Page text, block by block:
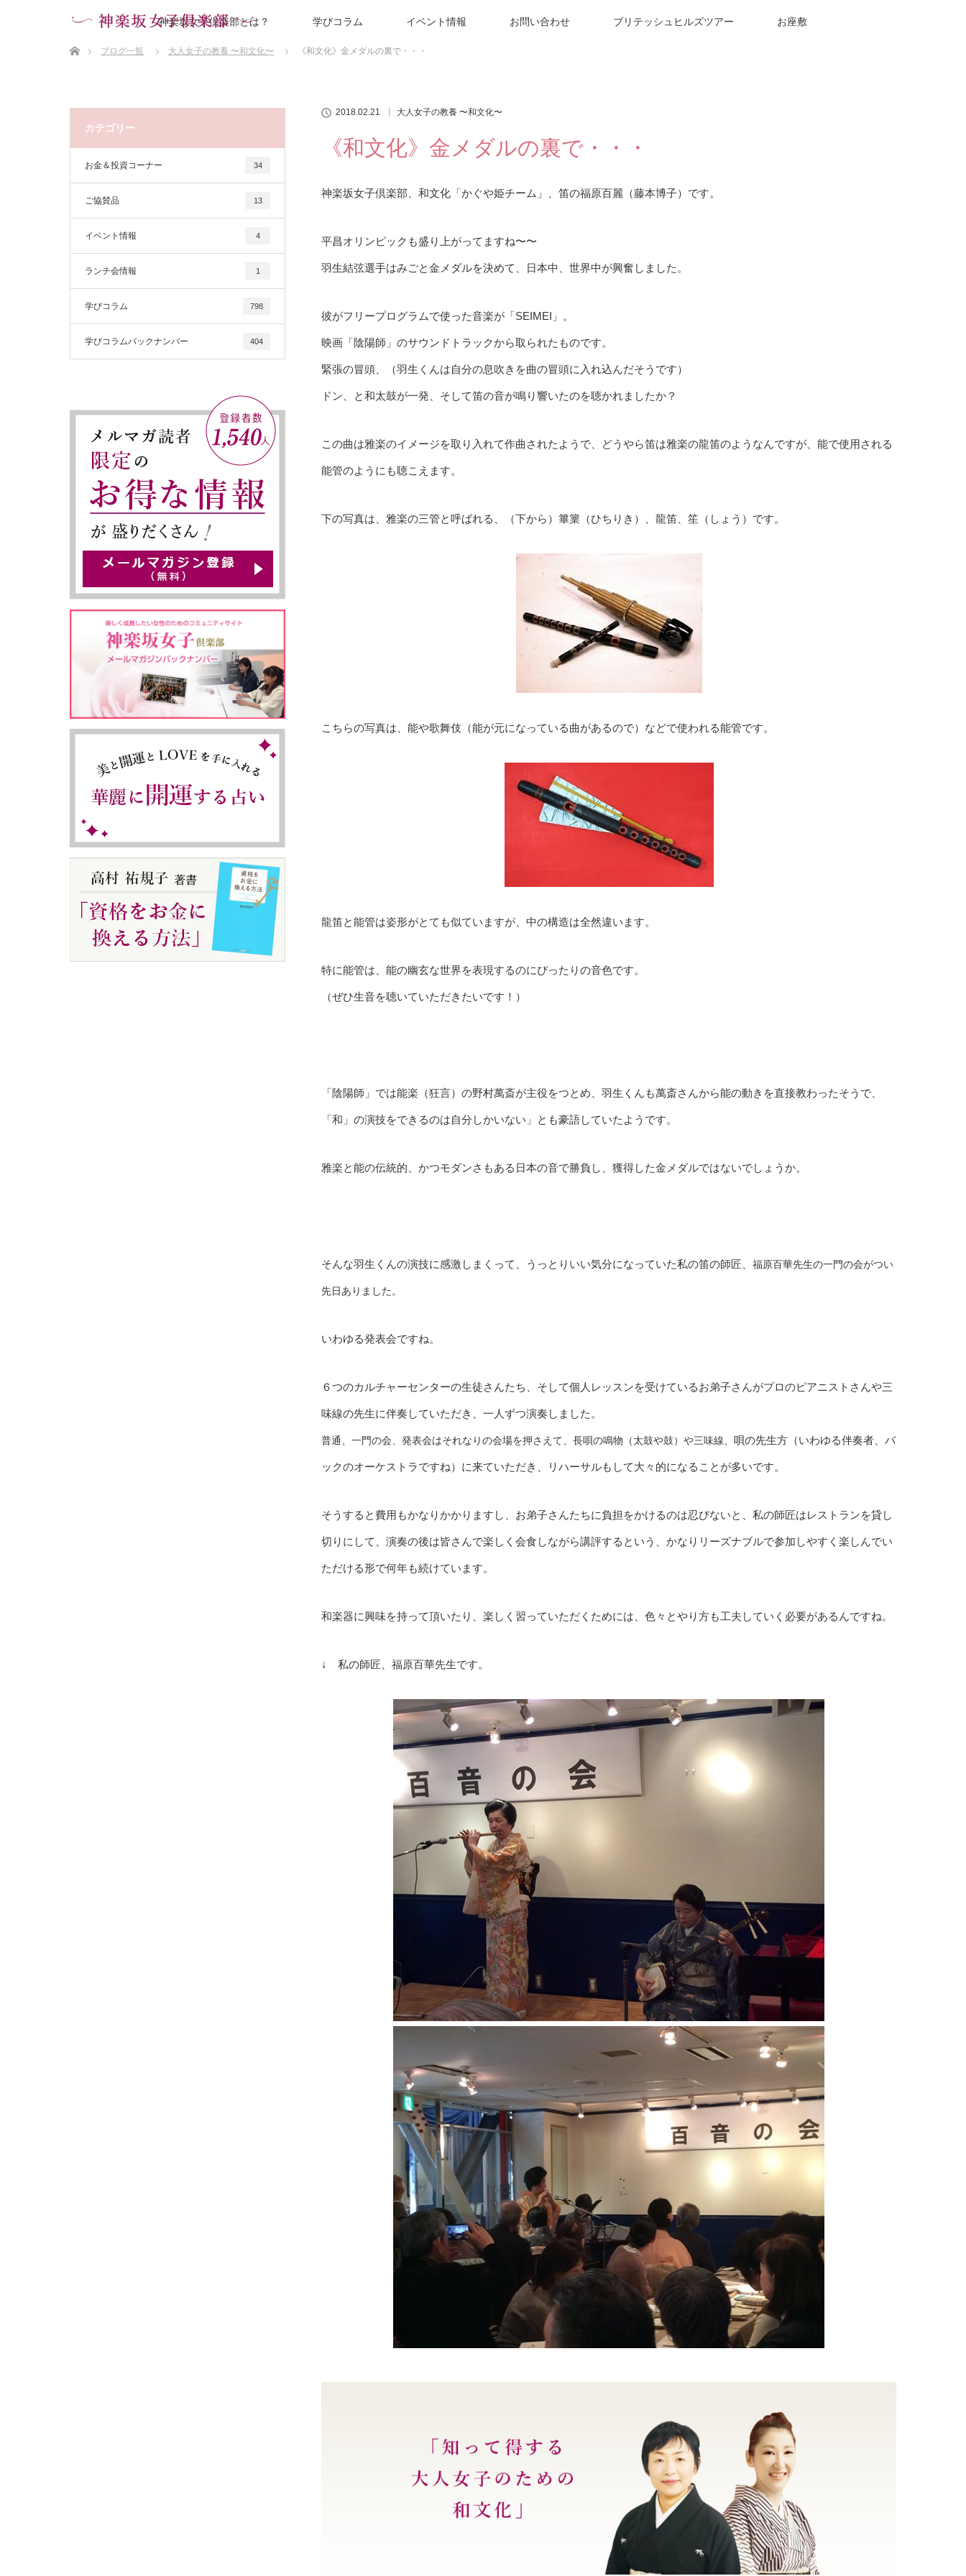
神楽坂女子倶楽部とは？ 学びコラム イベント情報 お問い合わせ ブリテッシュヒルズツアー お座敷
ブログ一覧
大人女子の教養 〜和文化〜 《和文化》金メダルの裏で・・・
2018.02.21 大人女子の教養 〜和文化〜
《和文化》金メダルの裏で・・・
神楽坂女子倶楽部、和文化「かぐや姫チーム」、笛の福原百麗（藤本博子）です。
平昌オリンピックも盛り上がってますね〜〜
羽生結弦選手はみごと金メダルを決めて、日本中、世界中が興奮しました。
彼がフリープログラムで使った音楽が「SEIMEI」。
映画「陰陽師」のサウンドトラックから取られたものです。
緊張の冒頭、（羽生くんは自分の息吹きを曲の冒頭に入れ込んだそうです）
ドン、と和太鼓が一発、そして笛の音が鳴り響いたのを聴かれましたか？
この曲は雅楽のイメージを取り入れて作曲されたようで、どうやら笛は雅楽の龍笛のようなんですが、能で使用される
能管のようにも聴こえます。
下の写真は、雅楽の三管と呼ばれる、（下から）篳篥（ひちりき）、龍笛、笙（しょう）です。
こちらの写真は、能や歌舞伎（能が元になっている曲があるので）などで使われる能管です。
龍笛と能管は姿形がとても似ていますが、中の構造は全然違います。
特に能管は、能の幽玄な世界を表現するのにぴったりの音色です。
（ぜひ生音を聴いていただきたいです！）
「陰陽師」では能楽（狂言）の野村萬斎が主役をつとめ、羽生くんも萬斎さんから能の動きを直接教わったそうで、
「和」の演技をできるのは自分しかいない」とも豪語していたようです。
雅楽と能の伝統的、かつモダンさもある日本の音で勝負し、獲得した金メダルではないでしょうか。
そんな羽生くんの演技に感激しまくって、うっとりいい気分になっていた私の笛の師匠、 福原百華先生の一門の会がつい
先日ありました。
いわゆる発表会ですね。
６つのカルチャーセンターの生徒さんたち、そして個人レッスンを受けているお弟子さんがプロのピアニストさんや三
味線の先生に伴奏していただき、一人ずつ演奏しました。
普通、一門の会、発表会はそれなりの会場を押さえて、長唄の鳴物（太鼓や鼓）や三味線、 唄の先生方（いわゆる伴奏者、バ
ックのオーケストラですね）に来ていただき、リハーサルもして大々的になることが多いです。
そうすると費用もかなりかかりますし、お弟子さんたちに負担をかけるのは忍びないと、私の師匠はレストランを貸し
切りにして、演奏の後は皆さんで楽しく会食しながら講評するという、かなりリーズナブルで参加しやすく楽しんでい
ただける形で何年も続けています。
和楽器に興味を持って頂いたり、楽しく習っていただくためには、色々とやり方も工夫していく必要があるんですね。
↓ 私の師匠、福原百華先生です。
カテゴリー
お金＆投資コーナー 34
ご協賛品 13
イベント情報 4
ランチ会情報 1
学びコラム 798
学びコラムバックナンバー 404